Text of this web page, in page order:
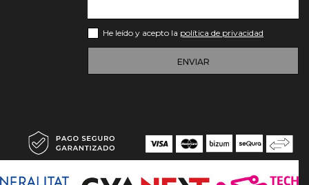
He leído y acepto la política de privacidad
ENVIAR